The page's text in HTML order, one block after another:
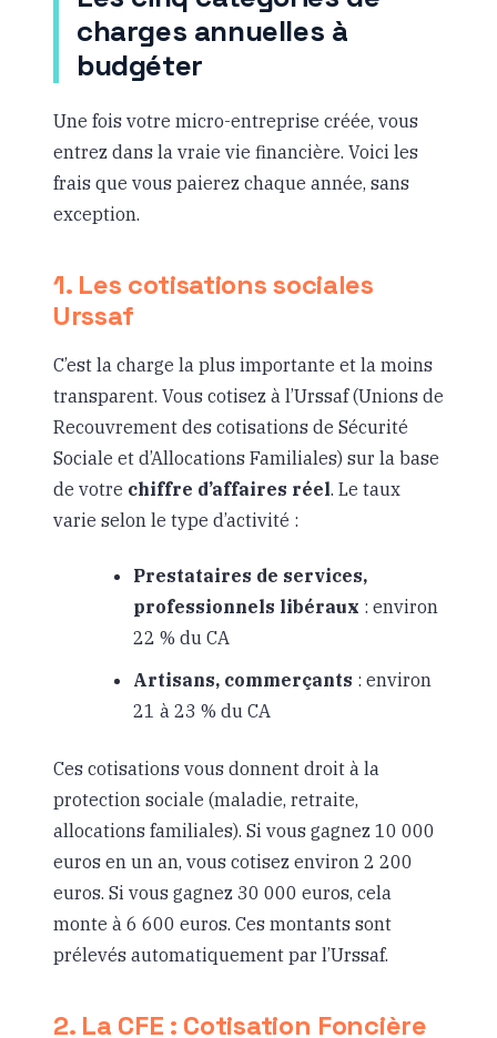
charges annuelles à
budgéter
Une fois votre micro-entreprise créée, vous
entrez dans la vraie vie financière. Voici les
frais que vous paierez chaque année, sans
exception.
1. Les cotisations sociales
Urssaf
C’est la charge la plus importante et la moins
transparent. Vous cotisez à l’Urssaf (Unions de
Recouvrement des cotisations de Sécurité
Sociale et d’Allocations Familiales) sur la base
de votre chiffre d’affaires réel. Le taux
varie selon le type d’activité :
Prestataires de services,
professionnels libéraux : environ
22 % du CA
Artisans, commerçants : environ
21 à 23 % du CA
Ces cotisations vous donnent droit à la
protection sociale (maladie, retraite,
allocations familiales). Si vous gagnez 10 000
euros en un an, vous cotisez environ 2 200
euros. Si vous gagnez 30 000 euros, cela
monte à 6 600 euros. Ces montants sont
prélevés automatiquement par l’Urssaf.
2. La CFE : Cotisation Foncière